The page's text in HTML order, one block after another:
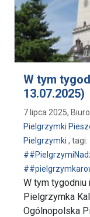
W tym
13.07.2025)
7 lipca 2025,
Pielgrzymki
Pielgrzymki , tagi:
W tym tygodniu
Pielgrzymka
Ogólnopolska